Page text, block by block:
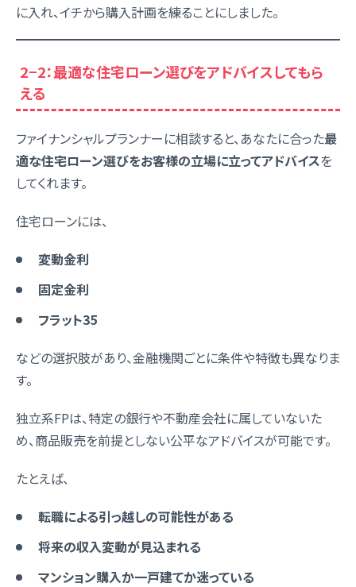
に入れ、イチから購入計画を練ることにしました。
2−2：最適な住宅ローン選びをアドバイスしてもら
える
ファイナンシャルプランナーに相談すると、あなたに合った最
適な住宅ローン選びをお客様の立場に立ってアドバイスを
してくれます。
住宅ローンには、
変動金利
固定金利
フラット35
などの選択肢があり、金融機関ごとに条件や特徴も異なりま
す。
独立系FPは、特定の銀行や不動産会社に属していないた
め、商品販売を前提としない公平なアドバイスが可能です。
たとえば、
転職による引っ越しの可能性がある
将来の収入変動が見込まれる
マンション購入か一戸建てか迷っている